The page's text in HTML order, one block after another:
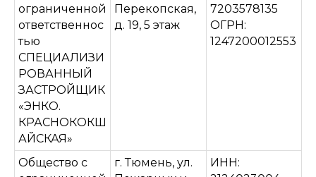
ограниченной
ответственнос
тью
СПЕЦИАЛИЗИ
РОВАННЫЙ
ЗАСТРОЙЩИК
«ЭНКО.
КРАСНОКОКШ
АЙСКАЯ»
Перекопская,
д. 19, 5 этаж
7203578135
ОГРН:
1247200012553
Общество с
г. Тюмень, ул.
ИНН: